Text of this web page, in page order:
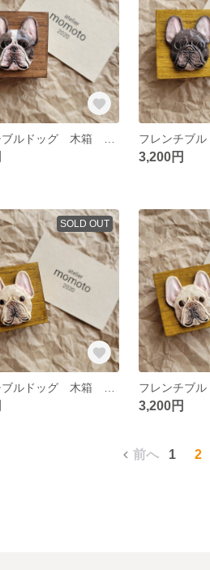
3,200円
SOLD OUT
3,200円
前へ 1 2